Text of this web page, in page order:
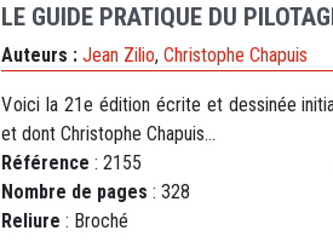
LE GUIDE PRATIQUE DU
Auteurs : Jean Zilio, Christophe Chapuis
V oici la 21e édition écrite et dessinée
et dont Christophe Chapuis...
Référence : 2155
Nombre de pages : 328
Reliure : Broché